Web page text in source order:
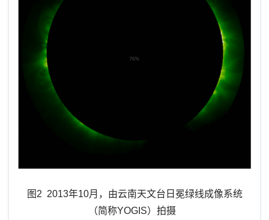
图2 2013年10月，由云南天文台日冕绿线成像系统
（简称YOGIS）拍摄